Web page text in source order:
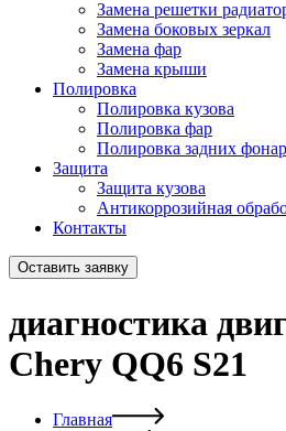
Замена решетки
Замена боковых зеркал
Замена фар
Замена крыши
Полировка
Полировка кузова
Полировка фар
Полировка задних
Защита
Защита кузова
Антикоррозийная
Контакты
Оставить заявку
диагностика
Chery QQ6 S21
Главная